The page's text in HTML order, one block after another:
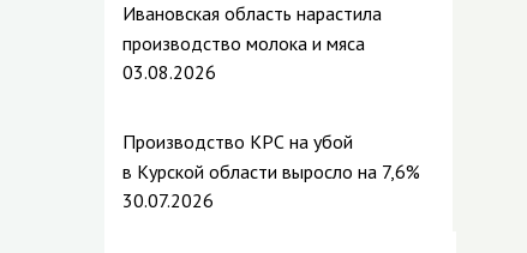
Ивановская область нарастила
производство молока и мяса
03.08.2026
Производство КРС на убой
в Курской области выросло на 7,6%
30.07.2026